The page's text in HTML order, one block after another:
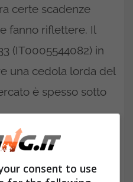
certe scadenze
fanno riflettere. Il
(IT0005544082) in
una cedola lorda del
è spesso sotto
consent to use